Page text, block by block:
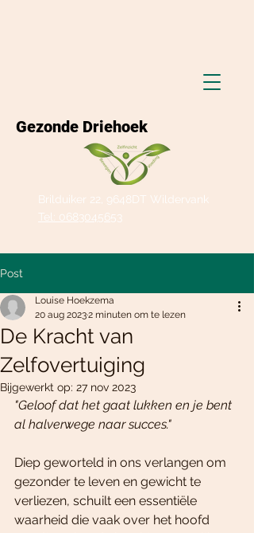
Gezonde Driehoek
Brilduiker 22, 9648DT Wildervank
Tel: 0683045653
Post
De Kracht van
Zelfovertuiging
Louise Hoekzema
20 aug 20232 minuten om te lezen
Bijgewerkt op: 27 nov 2023
"Geloof dat het gaat lukken en je bent
al halverwege naar succes."
Diep geworteld in ons verlangen om
gezonder te leven en gewicht te
verliezen, schuilt een essentiële
waarheid die vaak over het hoofd